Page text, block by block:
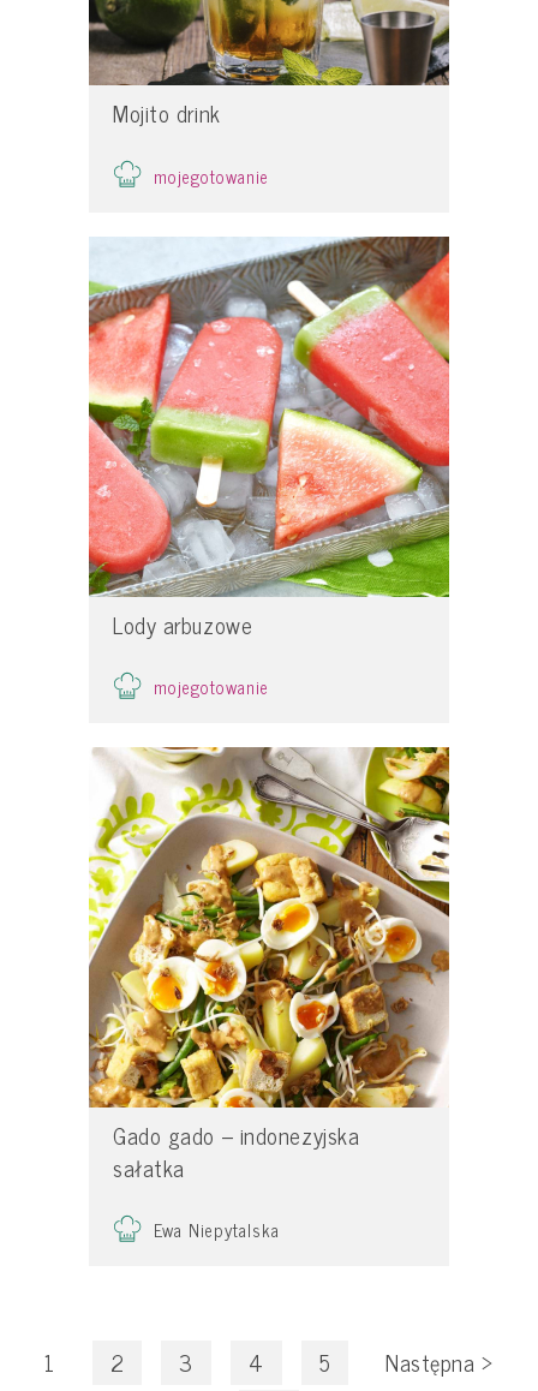
Mojito drink
mojegotowanie
Lody arbuzowe
mojegotowanie
Gado gado – indonezyjska
sałatka
Ewa Niepytalska
1 2 3 4 5 Następna>